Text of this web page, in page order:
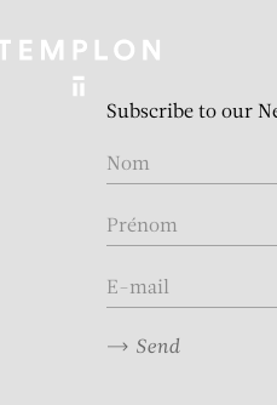
Subscribe to our
Send